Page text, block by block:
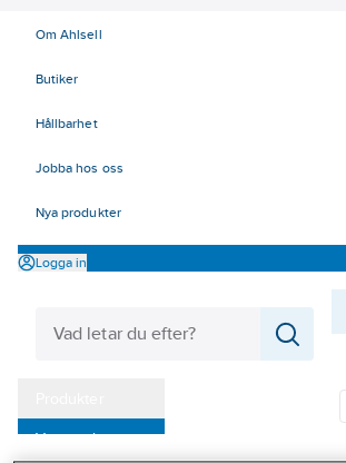
Om Ahlsell
Butiker
Hållbarhet
Jobba hos oss
Nya produkter
Logga in
Varumärken